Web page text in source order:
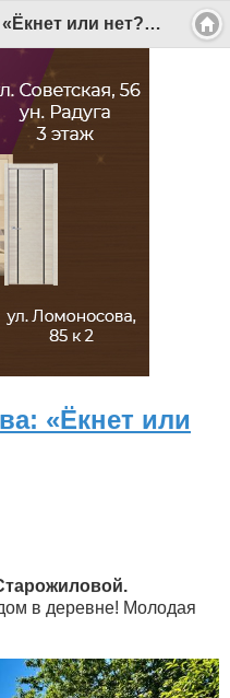
Ксения Старожилова: «Ёкнет или нет?» - Беломорканал Северодвинск tv29.ru
«Ёкнет или
в деревне! Молодая